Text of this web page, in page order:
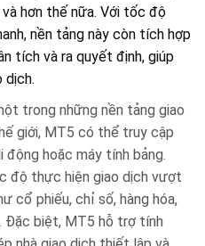
và hơn thế nữa. Với tốc độ
nền tảng này còn tích hợp
tích và ra quyết định, giúp
dịch.
trong những nền tảng giao
giới, MT5 có thể truy cập
hoặc máy tính bảng.
độ thực hiện giao dịch vượt
cổ phiếu, chỉ số, hàng hóa,
Đặc biệt, MT5 hỗ trợ tính